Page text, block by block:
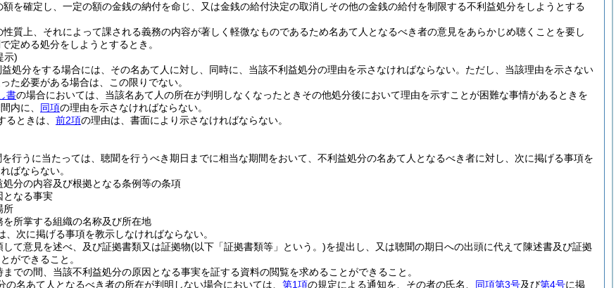
を確定し、一定の額の金銭の納付を命じ、又は金銭の給付決定の取消しその他の金銭の給付を制限する不利益処分をしようとする
性質上、それによって課される義務の内容が著しく軽微なものであるため名あて人となるべき者の意見をあらかじめ聴くことを要し
定める処分をしようとするとき。
示)
処分をする場合には、その名あて人に対し、同時に、当該不利益処分の理由を示さなければならない。 ただし、当該理由を示さない
た必要がある場合は、この限りでない。
書の場合においては、当該名あて人の所在が判明しなくなったときその他処分後において理由を示すことが困難な事情があるときを
内に、 同項の理由を示さなければならない。
ときは、 前2項の理由は、書面により示さなければならない。
行うに当たっては、聴聞を行うべき期日までに相当な期間をおいて、不利益処分の名あて人となるべき者に対し、次に掲げる事項を
ばならない。
処分の内容及び根拠となる条例等の条項
となる事実
所
を所掌する組織の名称及び所在地
、次に掲げる事項を教示しなければならない。
て意見を述べ、及び証拠書類又は証拠物(以下「証拠書類等」という。)を提出し、又は聴聞の期日への出頭に代えて陳述書及び証拠
ができること。
での間、当該不利益処分の原因となる事実を証する資料の閲覧を求めることができること。
の名あて人となるべき者の所在が判明しない場合においては、 第1項の規定による通知を、その者の氏名、 同項第3号及び第4号に掲